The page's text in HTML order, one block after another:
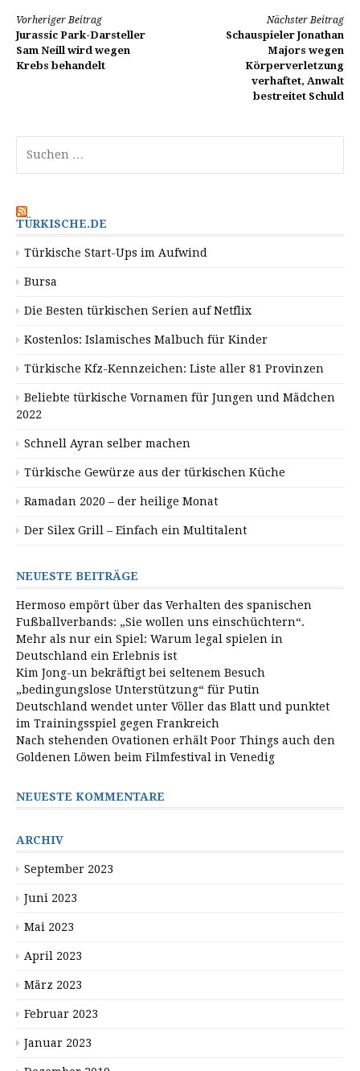
Weiterlesen
Vorheriger Beitrag
Jurassic Park-Darsteller
Sam Neill wird wegen
Krebs behandelt
Nächster Beitrag
Schauspieler Jonathan
Majors wegen
Körperverletzung
verhaftet, Anwalt
bestreitet Schuld
nach:
TÜRKISCHE.DE
Türkische Start-Ups im Aufwind
Bursa
Die Besten türkischen Serien auf Netflix
Kostenlos: Islamisches Malbuch für Kinder
Türkische Kfz-Kennzeichen: Liste aller 81 Provinzen
Beliebte türkische Vornamen für Jungen und Mädchen
2022
Schnell Ayran selber machen
Türkische Gewürze aus der türkischen Küche
Ramadan 2020 – der heilige Monat
Der Silex Grill – Einfach ein Multitalent
NEUESTE BEITRÄGE
Hermoso empört über das Verhalten des spanischen
Fußballverbands: „Sie wollen uns einschüchtern“.
Mehr als nur ein Spiel: Warum legal spielen in
Deutschland ein Erlebnis ist
Kim Jong-un bekräftigt bei seltenem Besuch
„bedingungslose Unterstützung“ für Putin
Deutschland wendet unter Völler das Blatt und punktet
im Trainingsspiel gegen Frankreich
Nach stehenden Ovationen erhält Poor Things auch den
Goldenen Löwen beim Filmfestival in Venedig
NEUESTE KOMMENTARE
ARCHIV
September 2023
Juni 2023
Mai 2023
April 2023
März 2023
Februar 2023
Januar 2023